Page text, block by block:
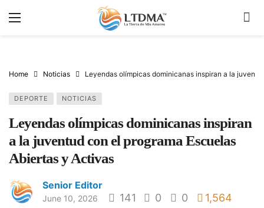
Home Noticias Leyendas olímpicas dominicanas inspiran a la
DEPORTE NOTICIAS
Leyendas olímpicas dominicanas inspiran
a la juventud con el programa Escuelas
Abiertas y Activas
Senior Editor
June 10, 2026 141 0 0 1,564